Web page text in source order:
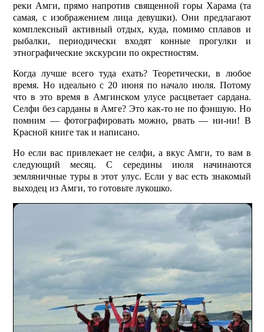
реки Амги, прямо напротив священной горы Харама (та
самая, с изображением лица девушки). Они предлагают
комплексный активный отдых, куда, помимо сплавов и
рыбалки, периодически входят конные прогулки и
этнографические экскурсии по окрестностям.
Когда лучше всего туда ехать? Теоретически, в любое
время. Но идеально с 20 июня по начало июля. Потому
что в это время в Амгинском улусе расцветает сардана.
Селфи без сарданы в Амге? Это как-то не по фэншую. Но
помним — фотографировать можно, рвать — ни-ни! В
Красной книге так и написано.
Но если вас привлекает не селфи, а вкус Амги, то вам в
следующий месяц. С середины июля начинаются
земляничные туры в этот улус. Если у вас есть знакомый
выходец из Амги, то готовьте лукошко.